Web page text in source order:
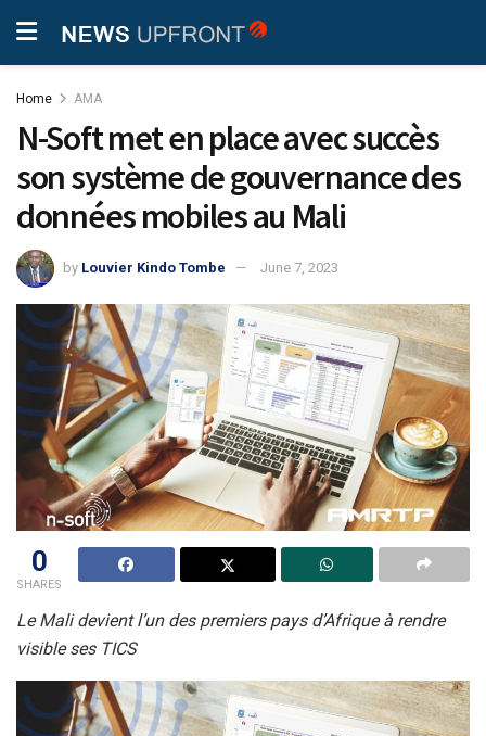
Home AMA
N-Soft met en place avec succès
son système de gouvernance des
données mobiles au Mali
by Louvier Kindo Tombe June 7, 2023
0
SHARES
Le Mali devient l’un des premiers pays d’Afrique à rendre
visible ses TICS